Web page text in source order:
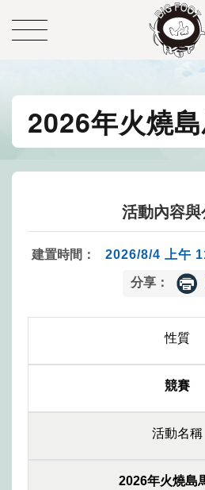
2026年火燒
活動內容
建置時間： 2026/8/4 上午
分享：
性質
競賽
活動名稱
2026年火燒島